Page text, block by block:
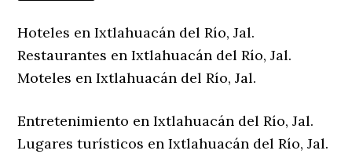
Hoteles en Ixtlahuacán del Río, Jal.
Restaurantes en Ixtlahuacán del Río, Jal.
Moteles en Ixtlahuacán del Río, Jal.
Entretenimiento en Ixtlahuacán del Río, Jal.
Lugares turísticos en Ixtlahuacán del Río, Jal.